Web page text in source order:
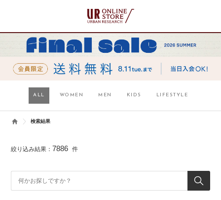
ALL WOMEN MEN KIDS LIFESTYLE
検索結果
絞り込み結果： 7886 件